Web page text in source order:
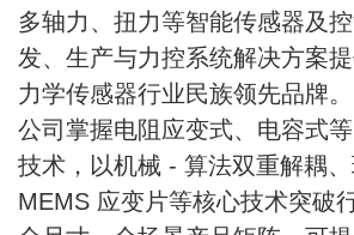
多轴力、扭力等智能传感器及
发、生产与力控系统解决方案
力学传感器行业民族领先品牌。
公司掌握电阻应变式、电容式
技术，以机械 - 算法双重解耦
MEMS 应变片等核心技术突破